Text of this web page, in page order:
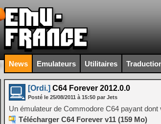
News Emulateurs Utilitaires
[Ordi.] C64 Forever 2012.0.0
Posté le 25/08/2011 à 15:50 par Jets
Un émulateur de Commodore C64 payant
Télécharger C64 Forever v11 (159 Mo)